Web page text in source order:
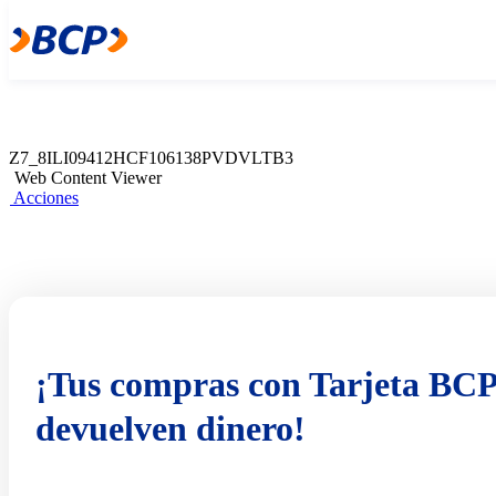
Web Content Viewer
Acciones
Z7_8ILI09412HCF106138PVDVLTB3
Web Content Viewer
Acciones
¡Tus compras con Tarjeta
devuelven dinero!